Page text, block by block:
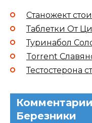
Станожект
Таблетки От
Туринабол
Torrent
Тестостерона
Березники